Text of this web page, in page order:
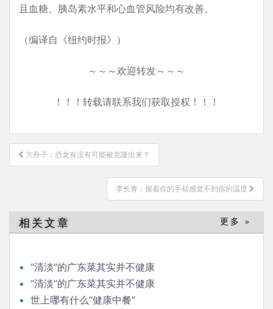
且血糖、胰岛素水平和心血管风险均有改善。
（编译自《纽约时报》）
～～～欢迎转发～～～
！！！转载请联系我们获取授权！！！
文
章
方舟子：恐龙有没有可能被克隆出来？
李长青：握着你的手却感觉不到你的温度
相关文章 更多 »
“清淡”的广东菜其实并不健康
“清淡”的广东菜其实并不健康
世上哪有什么“健康中餐”